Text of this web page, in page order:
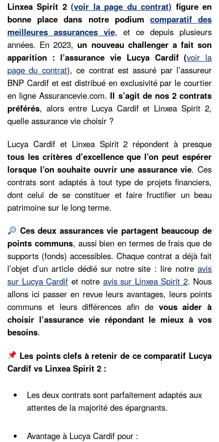
Linxea Spirit 2(voir la page du contrat) figure en
bonne place dans notre podium comparatif des
meilleures assurances vie, et ce depuis plusieurs
années. En 2023, un nouveau challenger a fait son
apparition : l’assurance vie Lucya Cardif (voir la
page du contrat), ce contrat est assuré par l’assureur
BNP Cardif et est distribué en exclusivité par le courtier
en ligne Assurancevie.com. Il s’agit de nos 2 contrats
préférés, alors entre Lucya Cardif et Linxea Spirit 2,
quelle assurance vie choisir ?
Lucya Cardif et Linxea Spirit 2 répondent à presque
tous les critères d’excellence que l’on peut espérer
lorsque l’on souhaite ouvrir une assurance vie. Ces
contrats sont adaptés à tout type de projets financiers,
dont celui de se constituer et faire fructifier un beau
patrimoine sur le long terme.
Ces deux assurances vie partagent beaucoup de
points communs, aussi bien en termes de frais que de
supports (fonds) accessibles. Chaque contrat a déjà fait
l’objet d’un article dédié sur notre site : lire notre avis
sur Lucya Cardif et notre avis sur Linxea Spirit 2. Nous
allons ici passer en revue leurs avantages, leurs points
communs et leurs différences afin de vous aider à
choisir l’assurance vie répondant le mieux à vos
besoins.
Les points clefs à retenir de ce comparatif Lucya
Cardif vs Linxea Spirit 2 :
Les deux contrats sont parfaitement adaptés aux
attentes de la majorité des épargnants.
Avantage à Lucya Cardif pour :